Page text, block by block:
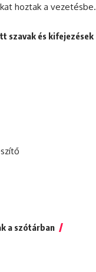
hoztak a vezetésbe.
szavak és kifejezések
a szótárban